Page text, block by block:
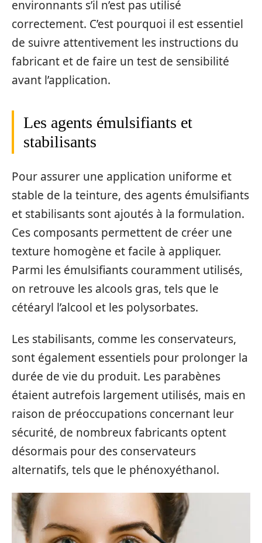
environnants s’il n’est pas utilisé
correctement. C’est pourquoi il est essentiel
de suivre attentivement les instructions du
fabricant et de faire un test de sensibilité
avant l’application.
Les agents émulsifiants et
stabilisants
Pour assurer une application uniforme et
stable de la teinture, des agents émulsifiants
et stabilisants sont ajoutés à la formulation.
Ces composants permettent de créer une
texture homogène et facile à appliquer.
Parmi les émulsifiants couramment utilisés,
on retrouve les alcools gras, tels que le
cétéaryl l’alcool et les polysorbates.
Les stabilisants, comme les conservateurs,
sont également essentiels pour prolonger la
durée de vie du produit. Les parabènes
étaient autrefois largement utilisés, mais en
raison de préoccupations concernant leur
sécurité, de nombreux fabricants optent
désormais pour des conservateurs
alternatifs, tels que le phénoxyéthanol.